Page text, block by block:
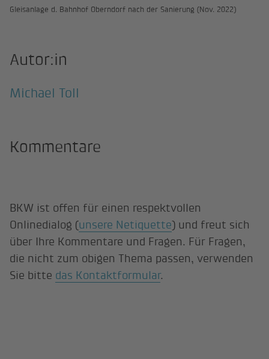
Gleisanlage d. Bahnhof Oberndorf nach der Sanierung (Nov. 2022)
Autor:in
Michael Toll
Kommentare
BKW ist offen für einen respektvollen
Onlinedialog (unsere Netiquette) und freut sich
über Ihre Kommentare und Fragen. Für Fragen,
die nicht zum obigen Thema passen, verwenden
Sie bitte das Kontaktformular.